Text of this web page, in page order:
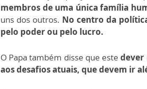
membros de uma única família
uns dos outros. No centro da
pelo poder ou pelo lucro.
O Papa também disse que estedever
aos desafios atuais, que devem ir